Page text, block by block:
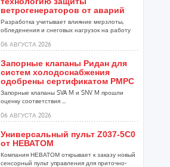
ветрогенераторов от аварий
Разработка учитывает влияние мерзлоты,
обледенения и снеговых нагрузок на работу
06 АВГУСТА 2026
Запорные клапаны Ридан для
систем холодоснабжения
одобрены сертификатом РМРС
Запорные клапаны SVA M и SNV M прошли
оценку соответствия ...
06 АВГУСТА 2026
Универсальный пульт Z037-5C0
от НЕВАТОМ
Компания НЕВАТОМ открывает к заказу новый
сенсорный пульт управления для приточно-